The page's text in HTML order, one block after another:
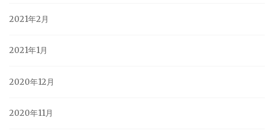
2021年2月
2021年1月
2020年12月
2020年11月